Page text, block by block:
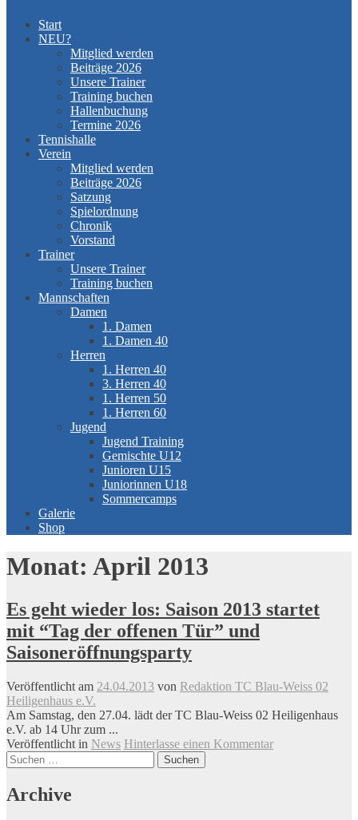
Start
NEU?
Mitglied werden
Beiträge 2026
Unsere Trainer
Training buchen
Hallenbuchung
Termine 2026
Tennishalle
Verein
Mitglied werden
Beiträge 2026
Satzung
Spielordnung
Chronik
Vorstand
Trainer
Unsere Trainer
Training buchen
Mannschaften
Damen
1. Damen
1. Damen 40
Herren
1. Herren 40
3. Herren 40
1. Herren 50
1. Herren 60
Jugend
Jugend Training
Gemischte U12
Junioren U15
Juniorinnen U18
Sommercamps
Galerie
Shop
Monat: April 2013
Es geht wieder los: Saison 2013 startet
mit “Tag der offenen Tür” und
Saisoneröffnungsparty
Veröffentlicht am 24.04.2013 von Redaktion TC Blau-Weiss 02
Heiligenhaus e.V.
Am Samstag, den 27.04. lädt der TC Blau-Weiss 02 Heiligenhaus
e.V. ab 14 Uhr zum ...
Veröffentlicht in News Hinterlasse einen Kommentar
Beitrags-
Navigation
Suchen
nach:
Archive